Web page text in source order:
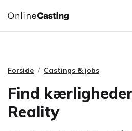
CASTINGS & JOBS
Forside Castings & jobs
Find
Reality